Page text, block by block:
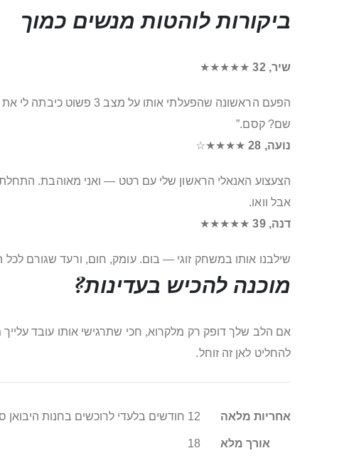
ביקורות לוהטות מנשים כמוך
שיר, 32 ★★★★★
הפעם הראשונה שהפעלתי
שם? קסם.”
נועה, 28
★★★★☆
הצעצוע האנאלי הראשון שלי עם רטט — ואני מאוהבת.
אבל וואו.
דנה, 39
★★★★★
שילבנו אותו במשחק זוגי — בום. עומק, חום, ורעד שגורם
מוכנה להכיש בעדינות?
אם הלב שלך דופק רק מלקרוא, חכי שתרגישי אותו עובד
להחליט לאן זה זוחל.
מידע
אחריות מלאה 12 חודשים בלעדי לרוכשים בחנות היבואן סופר טויס
אורך מלא 18